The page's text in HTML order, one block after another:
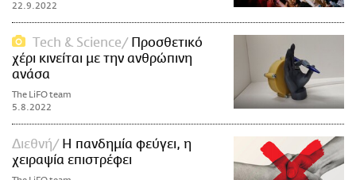
22.9.2022
Τech & Science
Προσθετικό
χέρι κινείται με την ανθρώπινη
ανάσα
The LiFO team
5.8.2022
Διεθνή
Η πανδημία φεύγει, η
χειραψία επιστρέφει